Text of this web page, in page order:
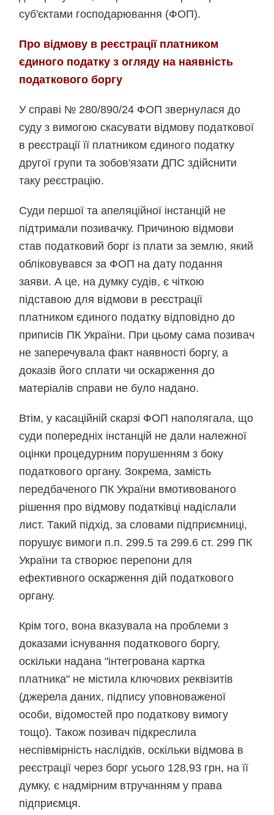
суб'єктами господарювання (ФОП).
Про відмову в реєстрації платником
єдиного податку з огляду на наявність
податкового боргу
У справі № 280/890/24 ФОП звернулася до
суду з вимогою скасувати відмову податкової
в реєстрації її платником єдиного податку
другої групи та зобов'язати ДПС здійснити
таку реєстрацію.
Суди першої та апеляційної інстанцій не
підтримали позивачку. Причиною відмови
став податковий борг із плати за землю, який
обліковувався за ФОП на дату подання
заяви. А це, на думку судів, є чіткою
підставою для відмови в реєстрації
платником єдиного податку відповідно до
приписів ПК України. При цьому сама позивач
не заперечувала факт наявності боргу, а
доказів його сплати чи оскарження до
матеріалів справи не було надано.
Втім, у касаційній скарзі ФОП наполягала, що
суди попередніх інстанцій не дали належної
оцінки процедурним порушенням з боку
податкового органу. Зокрема, замість
передбаченого ПК України вмотивованого
рішення про відмову податківці надіслали
лист. Такий підхід, за словами підприємниці,
порушує вимоги п.п. 299.5 та 299.6 ст. 299 ПК
України та створює перепони для
ефективного оскарження дій податкового
органу.
Крім того, вона вказувала на проблеми з
доказами існування податкового боргу,
оскільки надана "інтегрована картка
платника" не містила ключових реквізитів
(джерела даних, підпису уповноваженої
особи, відомостей про податкову вимогу
тощо). Також позивач підкреслила
неспівмірність наслідків, оскільки відмова в
реєстрації через борг усього 128,93 грн, на її
думку, є надмірним втручанням у права
підприємця.